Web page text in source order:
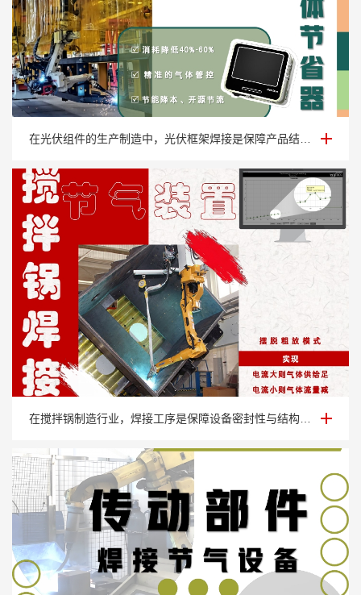
光伏框架焊接气体节省器 在光伏组件的生产制造中，光伏框架焊接是保障产品结构稳定性的核心工序。随着行业自动···
搅拌锅弧焊节气装置 在搅拌锅制造行业，焊接工序是保障设备密封性与结构强度的核心环节。随着市场对搅拌锅···